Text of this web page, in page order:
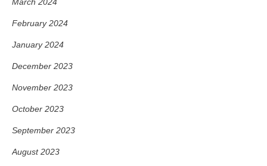
February 2024
January 2024
December 2023
November 2023
October 2023
September 2023
August 2023